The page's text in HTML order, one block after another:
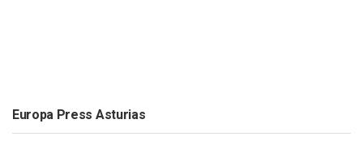
Europa Press Asturias